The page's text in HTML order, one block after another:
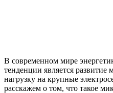
В современном мире
тенденции является
нагрузку на крупные
расскажем о том, что такое